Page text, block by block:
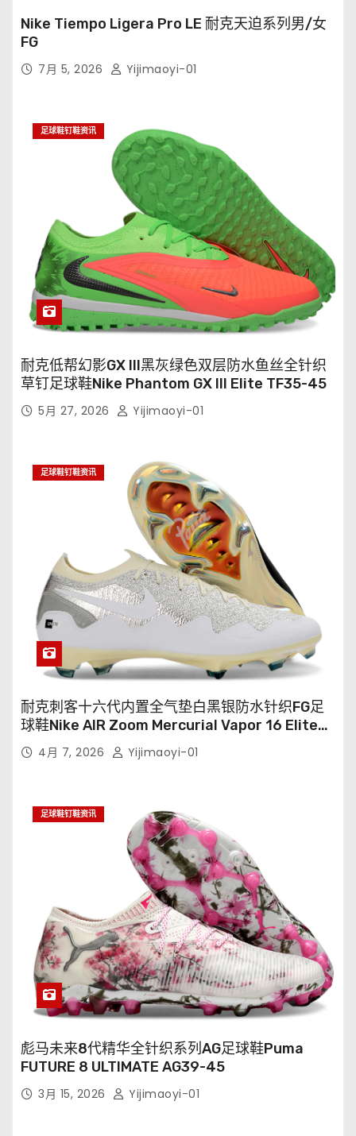
Nike Tiempo Ligera Pro LE 耐克天迫系列男/女
FG
7月 5, 2026 Yijimaoyi-01
足球鞋钉鞋资讯
耐克低帮幻影GX III黑灰绿色双层防水鱼丝全针织
草钉足球鞋Nike Phantom GX III Elite TF35-45
5月 27, 2026 Yijimaoyi-01
足球鞋钉鞋资讯
耐克刺客十六代内置全气垫白黑银防水针织FG足
球鞋Nike AIR Zoom Mercurial Vapor 16 Elite
XXV FG35-45
4月 7, 2026 Yijimaoyi-01
足球鞋钉鞋资讯
彪马未来8代精华全针织系列AG足球鞋Puma
FUTURE 8 ULTIMATE AG39-45
3月 15, 2026 Yijimaoyi-01